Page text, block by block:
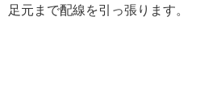
足元まで配線を引っ張ります。